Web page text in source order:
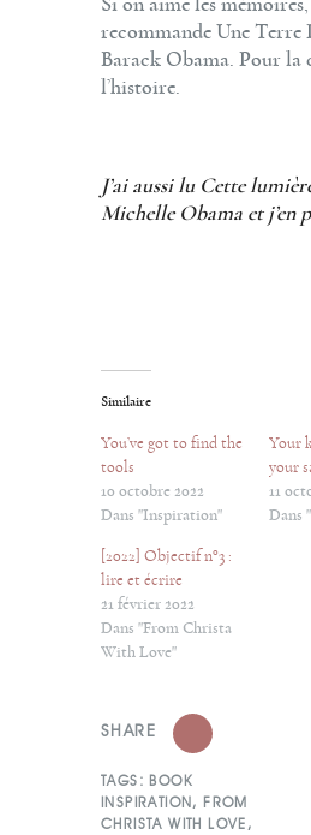
Si on aime les
recommande Une Terre
Barack Obama. Pour la
l’histoire.
J’ai aussi lu Cette
Michelle Obama et j’en
Similaire
You’ve got to find the
tools
10 octobre 2022
Dans "Inspiration"
Your
your
11
Dans
[2022] Objectif n°3 :
lire et écrire
21 février 2022
Dans "From Christa
With Love"
SHARE
TAGS: BOOK
INSPIRATION, FROM
CHRISTA WITH LOVE ,